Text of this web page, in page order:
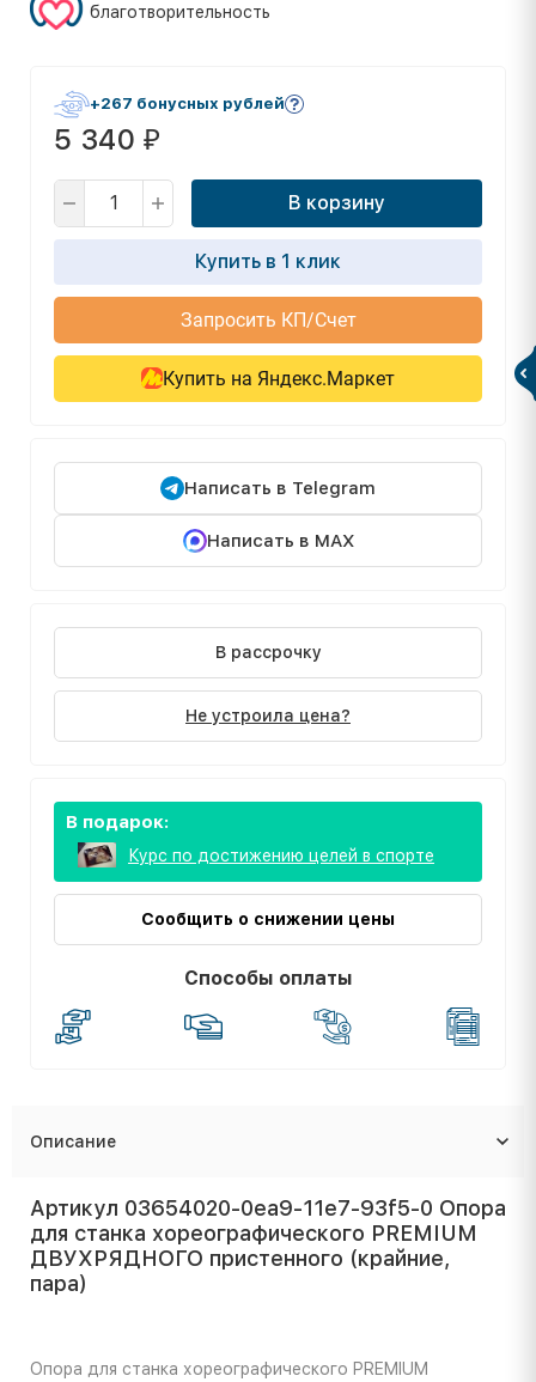
благотворительность
+267 бонусных рублей
5 340 ₽
В корзину
Купить в 1 клик
Запросить КП/Счет
Купить на Яндекс.Маркет
Написать в Telegram
Написать в MAX
В рассрочку
Не устроила цена?
В подарок:
Курс по достижению целей в спорте
Сообщить о снижении цены
Способы оплаты
Описание
Артикул 03654020-0ea9-11e7-93f5-0 Опора
для станка хореографического PREMIUM
ДВУХРЯДНОГО пристенного (крайние,
пара)
Опора для станка хореографического PREMIUM